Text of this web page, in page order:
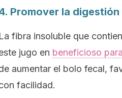
Promover la
La fibra insoluble que
jugo en beneficioso
aumentar el bolo fecal,
facilidad.